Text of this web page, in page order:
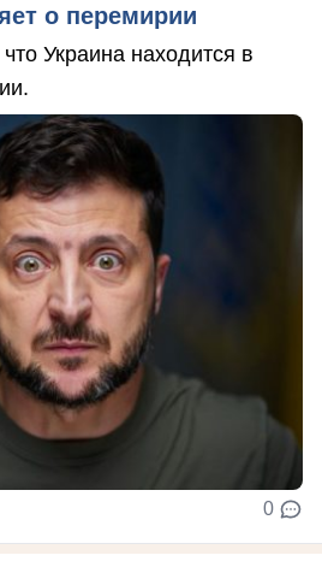
о перемирии
Украина находится в
0